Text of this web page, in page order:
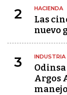
2 HACIENDA
Las
nuevo
3 INDUSTRIA
Argos